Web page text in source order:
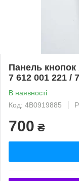
Панель кнопок
7 612 001 221 /
В наявності
Код: 4B0919885
700 ₴